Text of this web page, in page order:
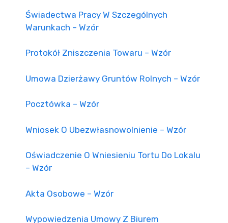
Świadectwa Pracy W Szczególnych
Warunkach – Wzór
Protokół Zniszczenia Towaru – Wzór
Umowa Dzierżawy Gruntów Rolnych – Wzór
Pocztówka – Wzór
Wniosek O Ubezwłasnowolnienie – Wzór
Oświadczenie O Wniesieniu Tortu Do Lokalu
– Wzór
Akta Osobowe – Wzór
Wypowiedzenia Umowy Z Biurem